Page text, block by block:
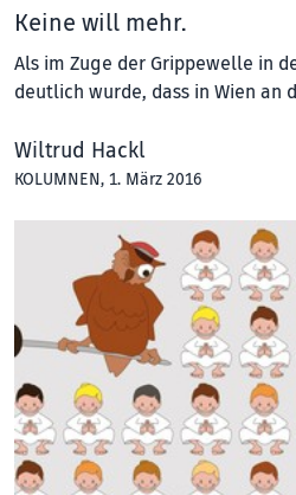
Keine will mehr.
Als im Zuge der Grippewelle in
deutlich wurde, dass in Wien an
Wiltrud Hackl
KOLUMNEN, 1. März 2016